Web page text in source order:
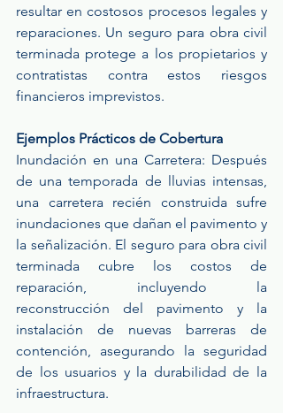
resultar en costosos procesos legales y
reparaciones. Un seguro para obra civil
terminada protege a los propietarios y
contratistas contra estos riesgos
financieros imprevistos.
Ejemplos Prácticos de Cobertura
Inundación en una Carretera: Después
de una temporada de lluvias intensas,
una carretera recién construida sufre
inundaciones que dañan el pavimento y
la señalización. El seguro para obra civil
terminada cubre los costos de
reparación, incluyendo la
reconstrucción del pavimento y la
instalación de nuevas barreras de
contención, asegurando la seguridad
de los usuarios y la durabilidad de la
infraestructura.